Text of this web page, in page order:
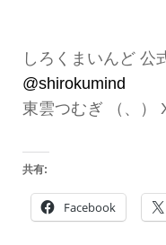
しろくまいんど 公
@shirokumind
東雲つむぎ （、）
共有:
Facebook